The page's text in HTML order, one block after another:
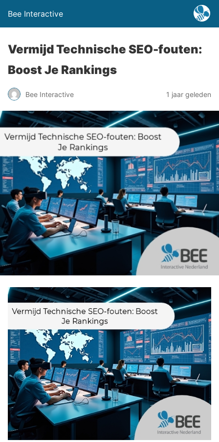
Bee Interactive
Vermijd Technische SEO-fouten:
Boost Je Rankings
Bee Interactive 1 jaar geleden